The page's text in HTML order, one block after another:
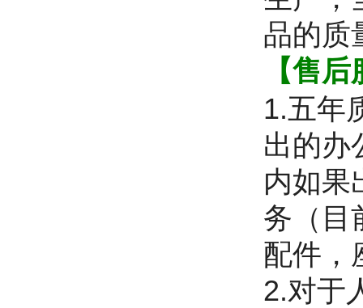
品的质
【售
1.五年
出的办
内如果
务（目
配件，
2.对于